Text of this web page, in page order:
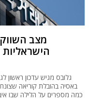
מצב
גלובס מגיש עדכון ראשון
כמה מספרים על הלילה שבו